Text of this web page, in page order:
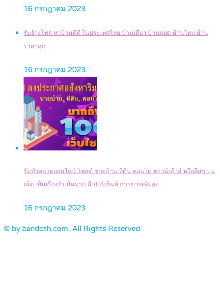
16 กรกฎาคม 2023
รับจ้างโพส หาบ้านดีดี ในประเทศไทย บ้านเดี่ยว บ้านแฝด บ้านใหม่ บ้าน
ราคาถูก
16 กรกฎาคม 2023
รับทำตลาดออนไลน์ โพสต์ ขายบ้าน ที่ดิน คอนโด ทาวน์เฮ้าส์ หรืออื่นๆ บน
เน็ต เป็นเรื่องจำเป็นมาก มีเปอร์เซ็นต์ การขายเพิ่มสูง
16 กรกฎาคม 2023
© by banddth.com. All Rights Reserved.